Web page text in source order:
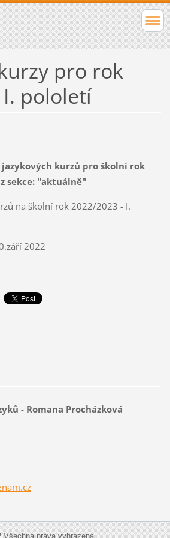
pro rok
pololetí
kurzů pro školní rok
sekce: "aktuálně"
na školní rok 2022/2023 - I.
2022
- Romana Procházková
z
Všechna práva vyhrazena.